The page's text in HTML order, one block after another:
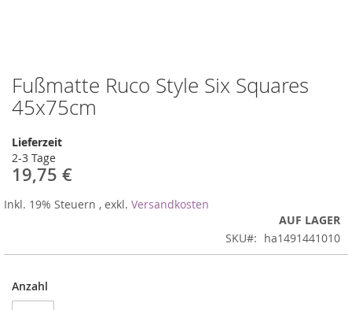
Fußmatte Ruco Style Six Squares
45x75cm
Lieferzeit
2-3 Tage
19,75 €
Inkl. 19% Steuern , exkl. Versandkosten
AUF LAGER
SKU
ha1491441010
Anzahl
Zum
Anfang
der
springen